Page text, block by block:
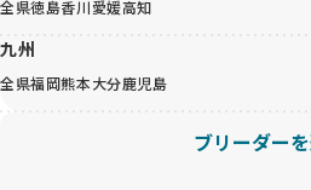
全県徳島香川愛媛高知
九州
全県福岡熊本大分鹿児島
ブリーダー